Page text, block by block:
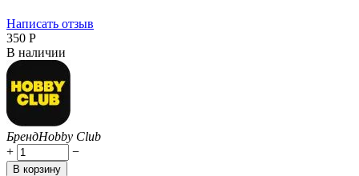
Написать отзыв
‍350‍ Р
В наличии
БрендHobby Club
+
−
В корзину